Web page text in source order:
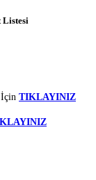
Listesi
TIKLAYINIZ